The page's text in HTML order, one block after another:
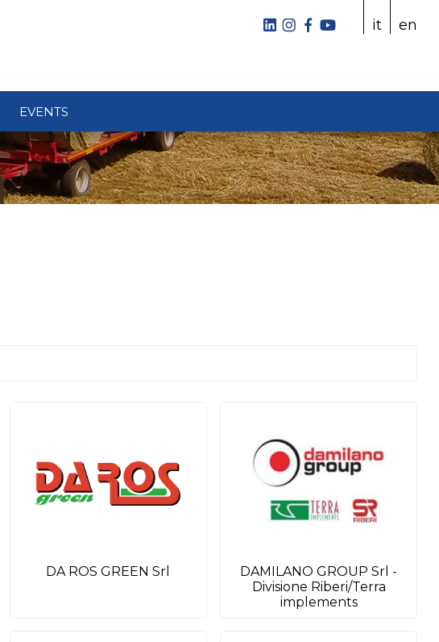
it en
EVENTS
DA ROS GREEN Srl
DAMILANO GROUP Srl -
Divisione Riberi/Terra
implements